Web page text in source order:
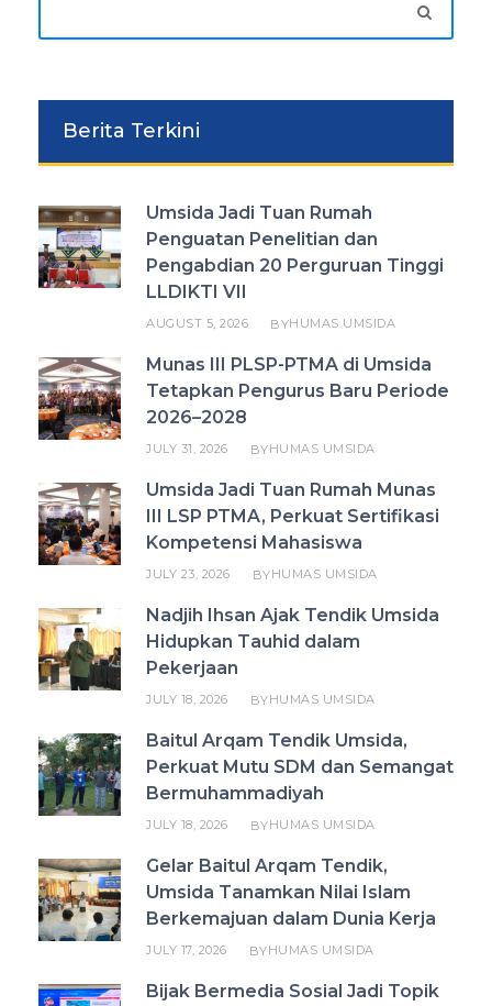
Berita Terkini
Umsida Jadi Tuan Rumah
Penguatan Penelitian dan
Pengabdian 20 Perguruan Tinggi
LLDIKTI VII
AUGUST 5, 2026 BYHUMAS UMSIDA
Munas III PLSP-PTMA di Umsida
Tetapkan Pengurus Baru Periode
2026–2028
JULY 31, 2026 BYHUMAS UMSIDA
Umsida Jadi Tuan Rumah Munas
III LSP PTMA, Perkuat Sertifikasi
Kompetensi Mahasiswa
JULY 23, 2026 BYHUMAS UMSIDA
Nadjih Ihsan Ajak Tendik Umsida
Hidupkan Tauhid dalam
Pekerjaan
JULY 18, 2026 BYHUMAS UMSIDA
Baitul Arqam Tendik Umsida,
Perkuat Mutu SDM dan Semangat
Bermuhammadiyah
JULY 18, 2026 BYHUMAS UMSIDA
Gelar Baitul Arqam Tendik,
Umsida Tanamkan Nilai Islam
Berkemajuan dalam Dunia Kerja
JULY 17, 2026 BYHUMAS UMSIDA
Bijak Bermedia Sosial Jadi Topik